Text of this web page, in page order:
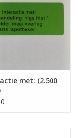
met: (2.500